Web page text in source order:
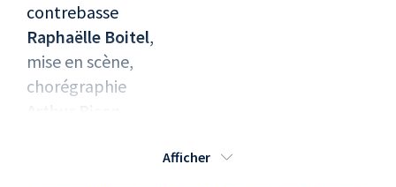
contrebasse
Raphaëlle Boitel,
mise en scène,
chorégraphie
Afficher